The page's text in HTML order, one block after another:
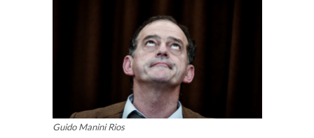
Guido Manini Rios